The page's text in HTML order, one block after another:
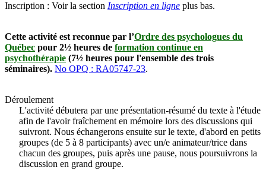
Inscription : Voir la section Inscription en ligne plus bas.
Cette activité est reconnue par l’Ordre des psychologues du
Québec pour 2½ heures de formation continue en
psychothérapie (7½ heures pour l'ensemble des trois
séminaires). No OPQ : RA05747-23.
Déroulement
L'activité débutera par une présentation-résumé du texte à l'étude
afin de l'avoir fraîchement en mémoire lors des discussions qui
suivront. Nous échangerons ensuite sur le texte, d'abord en petits
groupes (de 5 à 8 participants) avec un/e animateur/trice dans
chacun des groupes, puis après une pause, nous poursuivrons la
discussion en grand groupe.